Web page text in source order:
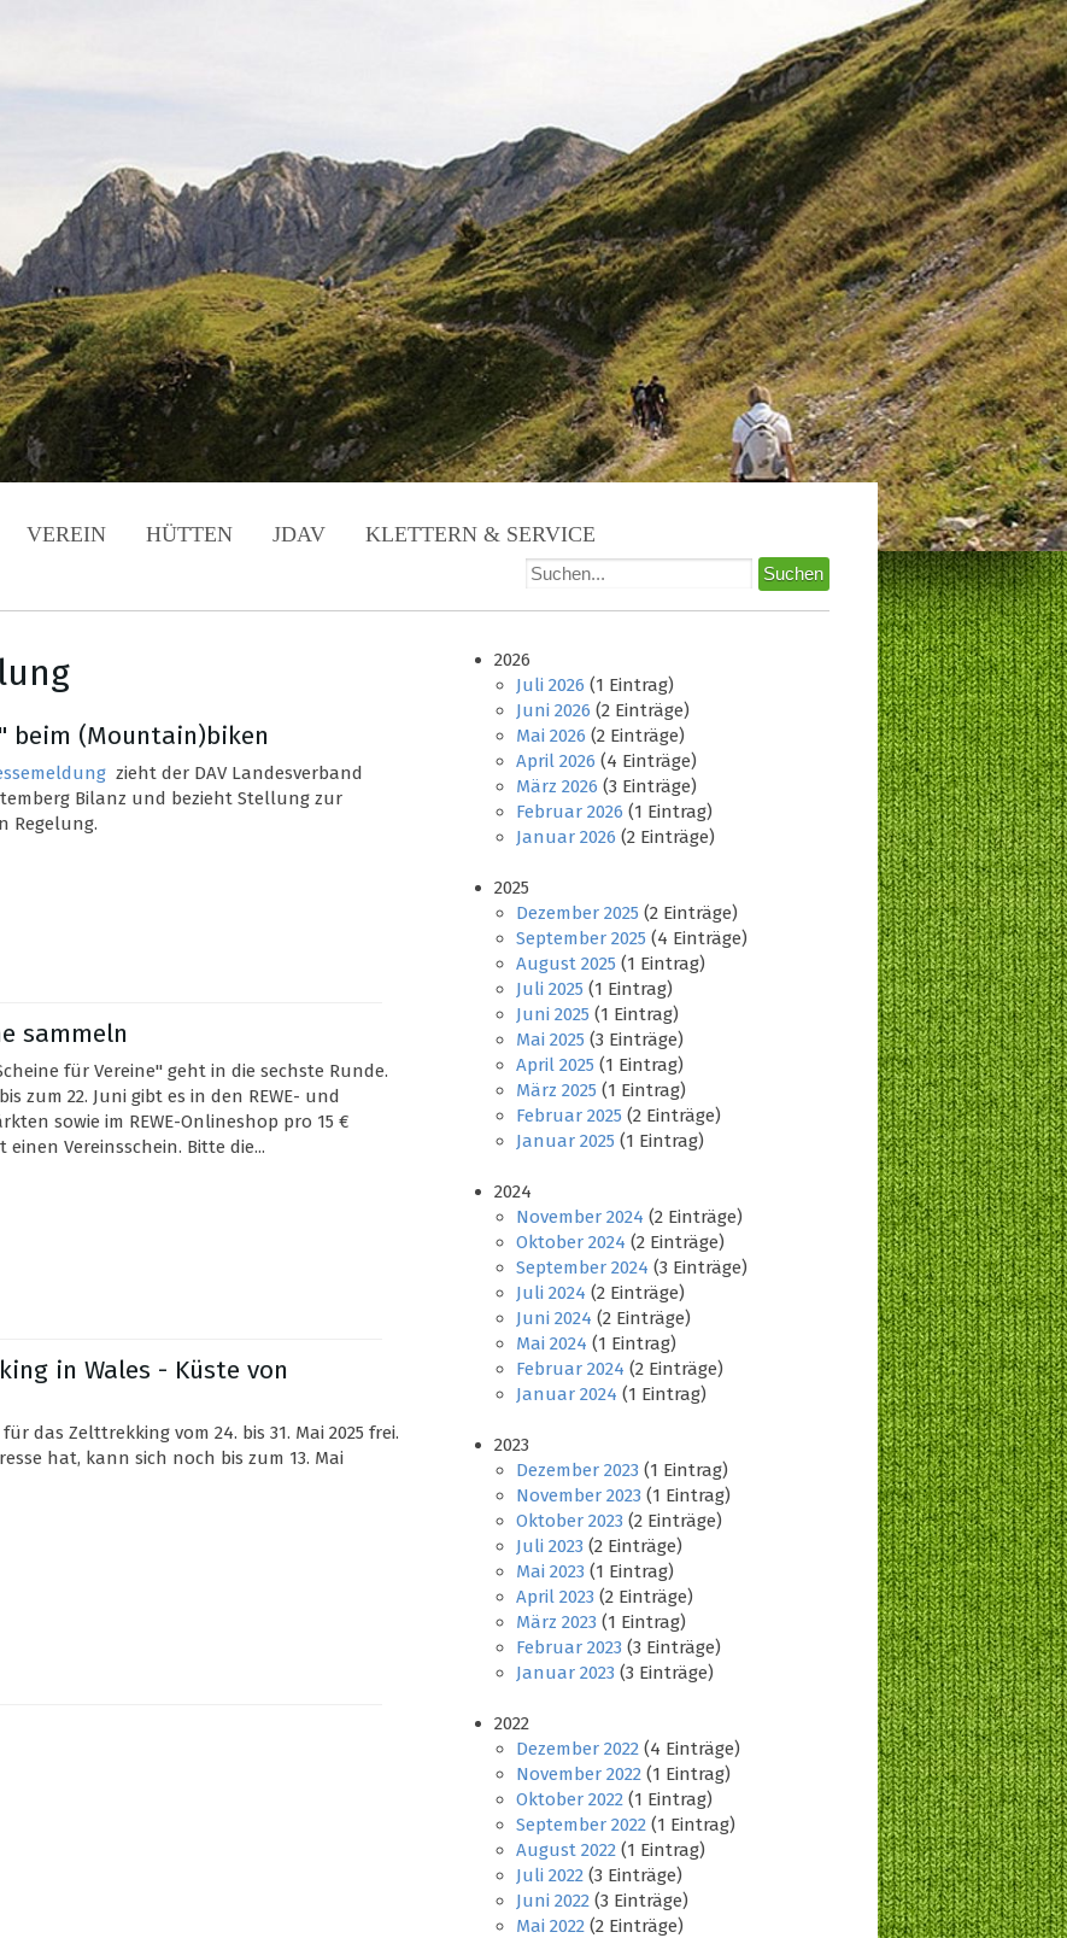
VEREIN HÜTTEN JDAV KLETTERN & SERVICE
2026
Juli 2026 (1 Eintrag)
Juni 2026 (2 Einträge)
Mai 2026 (2 Einträge)
April 2026 (4 Einträge)
März 2026 (3 Einträge)
Februar 2026 (1 Eintrag)
Januar 2026 (2 Einträge)
2025
Dezember 2025 (2 Einträge)
September 2025 (4 Einträge)
August 2025 (1 Eintrag)
Juli 2025 (1 Eintrag)
Juni 2025 (1 Eintrag)
Mai 2025 (3 Einträge)
April 2025 (1 Eintrag)
März 2025 (1 Eintrag)
Februar 2025 (2 Einträge)
Januar 2025 (1 Eintrag)
2024
November 2024 (2 Einträge)
Oktober 2024 (2 Einträge)
September 2024 (3 Einträge)
Juli 2024 (2 Einträge)
Juni 2024 (2 Einträge)
Mai 2024 (1 Eintrag)
Februar 2024 (2 Einträge)
Januar 2024 (1 Eintrag)
2023
Dezember 2023 (1 Eintrag)
November 2023 (1 Eintrag)
Oktober 2023 (2 Einträge)
Juli 2023 (2 Einträge)
Mai 2023 (1 Eintrag)
April 2023 (2 Einträge)
März 2023 (1 Eintrag)
Februar 2023 (3 Einträge)
Januar 2023 (3 Einträge)
2022
Dezember 2022 (4 Einträge)
November 2022 (1 Eintrag)
Oktober 2022 (1 Eintrag)
September 2022 (1 Eintrag)
August 2022 (1 Eintrag)
Juli 2022 (3 Einträge)
Juni 2022 (3 Einträge)
Mai 2022 (2 Einträge)
beim (Mountain)biken
zieht der DAV Landesverband
Bilanz und bezieht Stellung zur
Regelung.
sammeln
für Vereine" geht in die sechste Runde.
zum 22. Juni gibt es in den REWE- und
sowie im REWE-Onlineshop pro 15 €
einen Vereinsschein. Bitte die...
in Wales - Küste von
das Zelttrekking vom 24. bis 31. Mai 2025 frei.
hat, kann sich noch bis zum 13. Mai